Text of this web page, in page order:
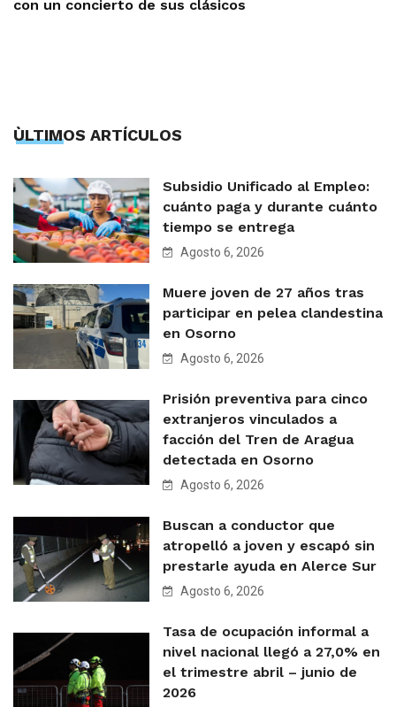
con un concierto de sus clásicos
ÙLTIMOS ARTÍCULOS
Subsidio Unificado al Empleo:
cuánto paga y durante cuánto
tiempo se entrega
Agosto 6, 2026
Muere joven de 27 años tras
participar en pelea clandestina
en Osorno
Agosto 6, 2026
Prisión preventiva para cinco
extranjeros vinculados a
facción del Tren de Aragua
detectada en Osorno
Agosto 6, 2026
Buscan a conductor que
atropelló a joven y escapó sin
prestarle ayuda en Alerce Sur
Agosto 6, 2026
Tasa de ocupación informal a
nivel nacional llegó a 27,0% en
el trimestre abril – junio de
2026